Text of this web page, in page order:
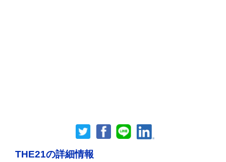
THE21の詳細情報